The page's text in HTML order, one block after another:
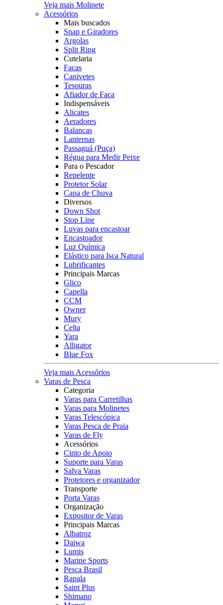
Veja mais Molinete
Acessórios
Mais buscados
Snap e Giradores
Argolas
Split Ring
Cutelaria
Facas
Canivetes
Tesouras
Afiador de Faca
Indispensáveis
Alicates
Aeradores
Balanças
Lanternas
Passaguá (Puça)
Régua para Medir Peixe
Para o Pescador
Repelente
Protetor Solar
Capa de Chuva
Diversos
Down Shot
Stop Line
Luvas para encastoar
Encastoador
Luz Química
Elástico para Isca Natural
Lubrificantes
Principais Marcas
Glico
Capella
CCM
Owner
Mury
Celta
Yara
Alligator
Blue Fox
Veja mais Acessórios
Varas de Pesca
Categoria
Varas para Carretilhas
Varas para Molinetes
Varas Telescópica
Varas Pesca de Praia
Varas de Fly
Acessórios
Cinto de Apoio
Suporte para Varas
Salva Varas
Protetores e organizador
Transporte
Porta Varas
Organização
Expositor de Varas
Principais Marcas
Albatroz
Daiwa
Lumis
Marine Sports
Pesca Brasil
Rapala
Saint Plus
Shimano